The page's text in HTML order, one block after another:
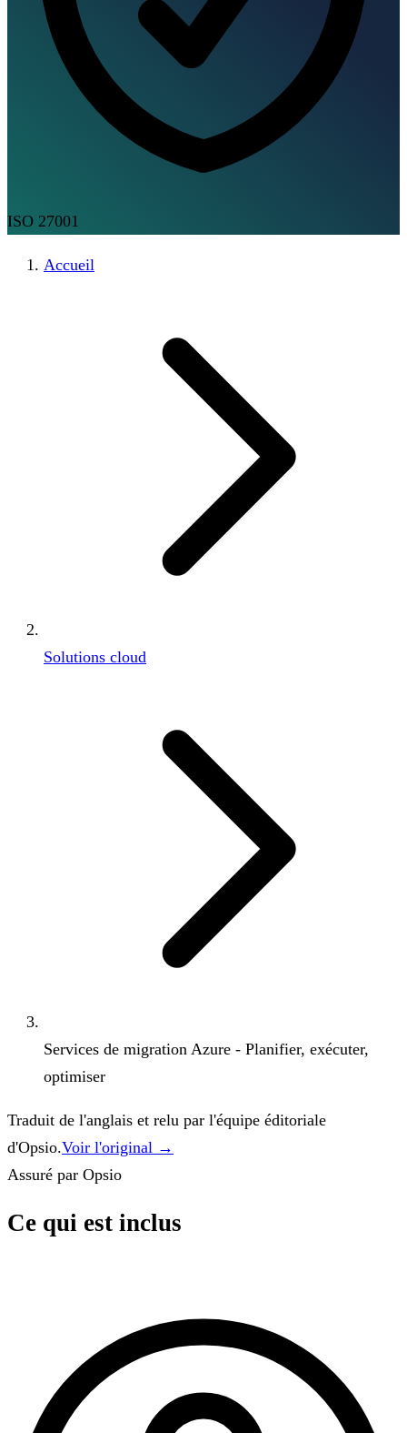
ISO 27001
Accueil
Solutions cloud
Services de migration Azure - Planifier, exécuter,
optimiser
Traduit de l'anglais et relu par l'équipe éditoriale
d'Opsio.Voir l'original →
Assuré par Opsio
Ce qui est inclus